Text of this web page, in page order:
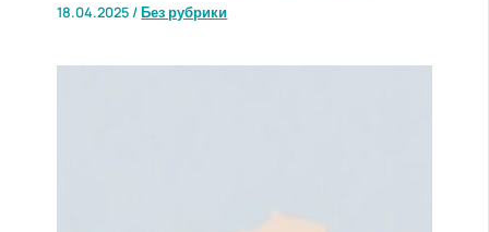
18.04.2025/Без рубрики